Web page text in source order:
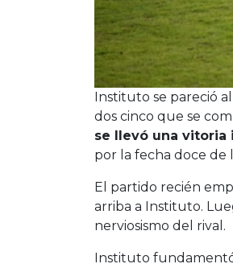
Instituto se pareció
dos cinco que se
se llevó una vitoria
por la fecha doce de
El partido recién
arriba a Instituto.
nerviosismo del rival.
Instituto